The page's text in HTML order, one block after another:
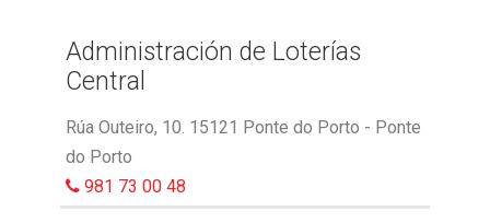
Administración de Loterías
Central
Rúa Outeiro, 10. 15121 Ponte do Porto - Ponte
do Porto
981 73 00 48